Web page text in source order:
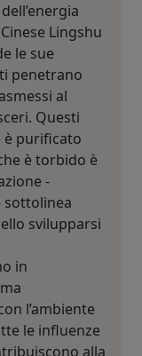
Lingshu
le sue
penetrano
al
Questi
è purificato
è torbido è
-
sottolinea
svilupparsi
in
l’ambiente
le influenze
alla